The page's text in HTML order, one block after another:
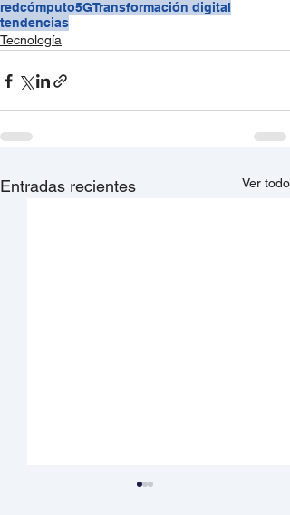
redcómputo5GTransformación digital
tendencias
Tecnología
Entradas recientes Ver todo